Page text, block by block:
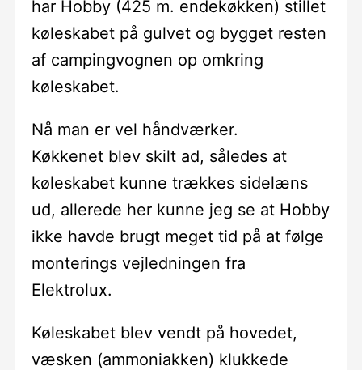
har Hobby (425 m. endekøkken) stillet
køleskabet på gulvet og bygget resten
af campingvognen op omkring
køleskabet.
Nå man er vel håndværker.
Køkkenet blev skilt ad, således at
køleskabet kunne trækkes sidelæns
ud, allerede her kunne jeg se at Hobby
ikke havde brugt meget tid på at følge
monterings vejledningen fra
Elektrolux.
Køleskabet blev vendt på hovedet,
væsken (ammoniakken) klukkede